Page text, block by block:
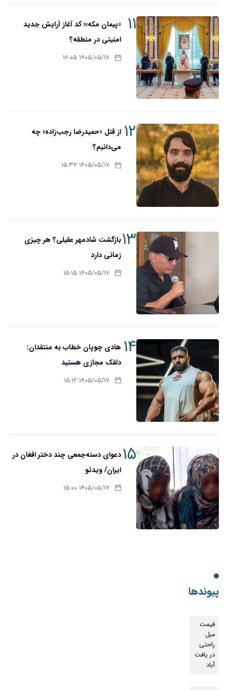
۱۱
«پیمان مکه»؛ کد آغاز آرایش جدید
امنیتی در منطقه؟
۱۴۰۵/۰۵/۱۷ ۱۶:۰۵
۱۲ از قتل «حمیدرضا رجب‌زاده» چه
می‌دانیم؟
۱۴۰۵/۰۵/۱۷ ۱۵:۳۴
۱۳بازگشت شادمهر عقیلی؟ هر چیزی
زمانی دارد
۱۴۰۵/۰۵/۱۷ ۱۵:۱۵
۱۴ هادی چوپان خطاب به منتقدان:
دلقک مجازی هستید
۱۴۰۵/۰۵/۱۷ ۱۵:۱۲
۱۵دعوای دسته‌جمعی چند دختر افغان در
ایران/ ویدئو
۱۴۰۵/۰۵/۱۷ ۱۵:۰۰
پیوندها
قیمت
مبل
راحتی
در یافت
آباد